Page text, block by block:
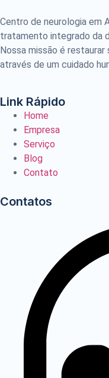
Centro de neurologia em
tratamento integrado da
Nossa missão é
através de um cuidado
Link Rápido
Home
Empresa
Serviço
Blog
Contato
Contatos